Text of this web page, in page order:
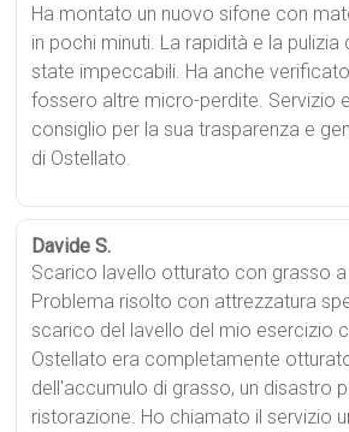
Ha montato un nuovo sifone con
in pochi minuti. La rapidità e la
state impeccabili. Ha anche
fossero altre micro-perdite. Servizio
consiglio per la sua trasparenza e
di Ostellato.
Davide S.
Scarico lavello otturato con grasso a
Problema risolto con attrezzatura
scarico del lavello del mio esercizio
Ostellato era completamente
dell'accumulo di grasso, un disastro
ristorazione. Ho chiamato il servizio